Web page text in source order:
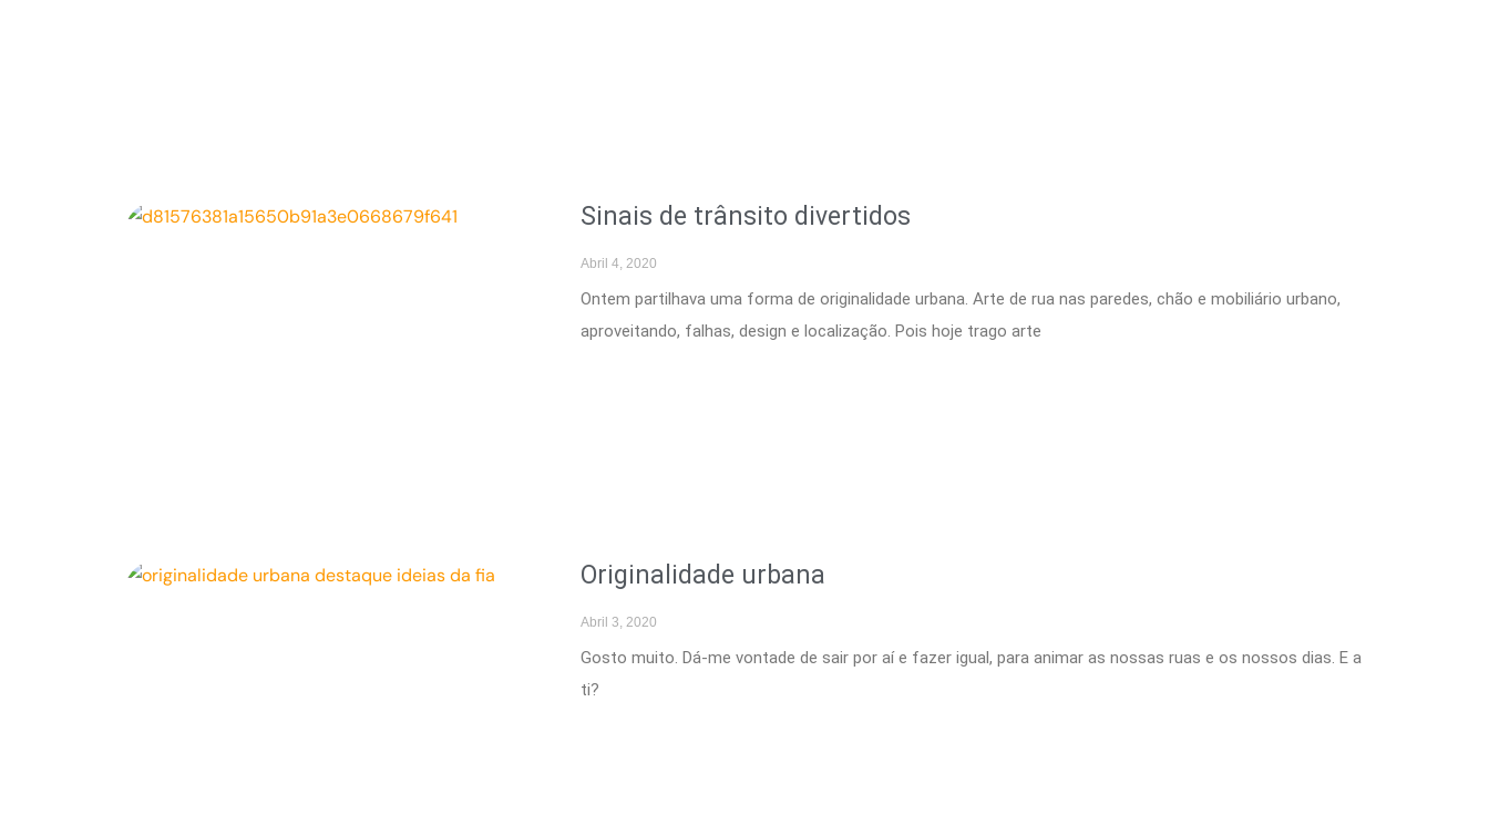
Sinais de trânsito divertidos
Abril 4, 2020
Ontem partilhava uma forma de originalidade urbana. Arte de rua nas paredes, chão e mobiliário urbano,
aproveitando, falhas, design e localização. Pois hoje trago arte
Originalidade urbana
Abril 3, 2020
Gosto muito. Dá-me vontade de sair por aí e fazer igual, para animar as nossas ruas e os nossos dias. E a
ti?